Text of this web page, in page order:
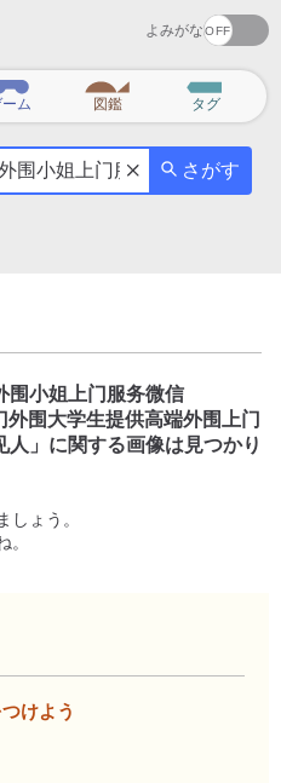
よみがな
ム 図鑑 タグ
さがす
围小姐上门服务微信
外围大学生提供高端外围上门
人 」に関する画像は見つかり
しょう。
。
けよう